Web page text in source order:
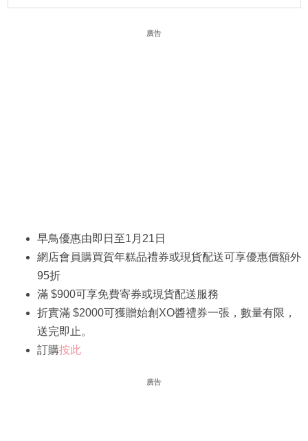
廣告
早鳥優惠由即日至1月21日
網店會員購買賀年糕品禮券或現貨配送可享優惠價額外
95折
滿 $900可享免費寄券或現貨配送服務
折實滿 $2000可獲贈始創XO醬禮券一張，數量有限，
送完即止。
訂購按此
廣告